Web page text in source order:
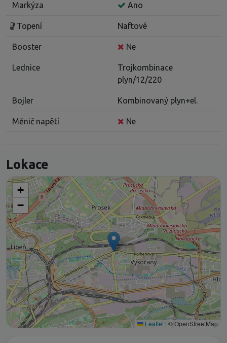
Markýza Ano
Topení Naftové
Booster Ne
Lednice
Trojkombinace
plyn/12/220
Bojler Kombinovaný plyn+el.
Měnič napětí Ne
Lokace
+
−
Leaflet | © OpenStreetMap